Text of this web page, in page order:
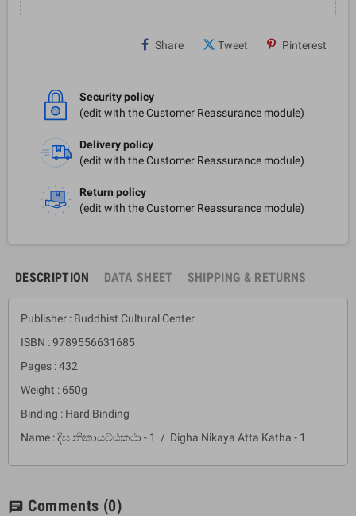
Share Tweet Pinterest
Security policy
(edit with the Customer Reassurance module)
Delivery policy
(edit with the Customer Reassurance module)
Return policy
(edit with the Customer Reassurance module)
DESCRIPTION DATA SHEET SHIPPING & RETURNS
Publisher : Buddhist Cultural Center
ISBN : 9789556631685
Pages : 432
Weight : 650g
Binding : Hard Binding
Name : දීඝ නිකායට්ඨකථා - 1 / Digha Nikaya Atta Katha - 1
chat Comments (0)